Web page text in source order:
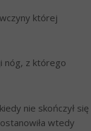
której
nóg, z którego
nie skończył się
wtedy